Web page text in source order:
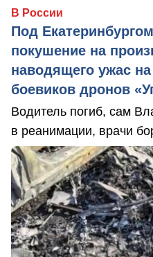
В России
Под
покушение на
наводящего ужас на
боевиков дронов
Водитель погиб, сам
в реанимации, врачи